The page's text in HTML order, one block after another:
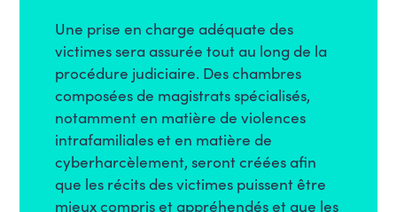
Une prise en charge adéquate des
victimes sera assurée tout au long de la
procédure judiciaire. Des chambres
composées de magistrats spécialisés,
notamment en matière de violences
intrafamiliales et en matière de
cyberharcèlement, seront créées afin
que les récits des victimes puissent être
mieux compris et appréhendés et que les